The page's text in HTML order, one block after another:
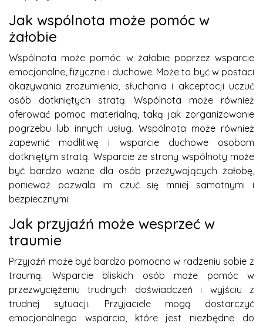
Jak wspólnota może pomóc w
żałobie
Wspólnota może pomóc w żałobie poprzez wsparcie
emocjonalne, fizyczne i duchowe. Może to być w postaci
okazywania zrozumienia, słuchania i akceptacji uczuć
osób dotkniętych stratą. Wspólnota może również
oferować pomoc materialną, taką jak zorganizowanie
pogrzebu lub innych usług. Wspólnota może również
zapewnić modlitwę i wsparcie duchowe osobom
dotkniętym stratą. Wsparcie ze strony wspólnoty może
być bardzo ważne dla osób przeżywających żałobę,
ponieważ pozwala im czuć się mniej samotnymi i
bezpiecznymi.
Jak przyjaźń może wesprzeć w
traumie
Przyjaźń może być bardzo pomocna w radzeniu sobie z
traumą. Wsparcie bliskich osób może pomóc w
przezwyciężeniu trudnych doświadczeń i wyjściu z
trudnej sytuacji. Przyjaciele mogą dostarczyć
emocjonalnego wsparcia, które jest niezbędne do